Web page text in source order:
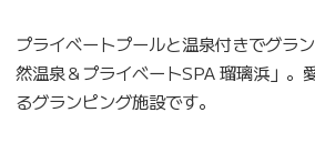
プライベートプールと温泉付きでグラ
然温泉＆プライベートSPA 瑠璃浜」。
るグランピング施設です。